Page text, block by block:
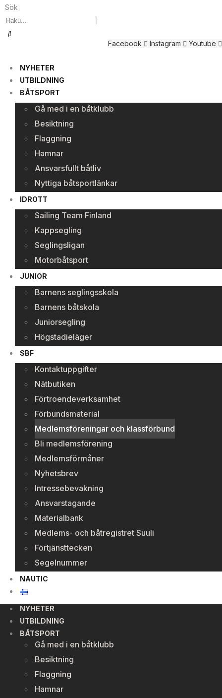
Sök
Facebook Instagram Youtube
NYHETER
UTBILDNING
BÅTSPORT
Gå med i en båtklubb
Besiktning
Flaggning
Hamnar
Ansvarsfullt båtliv
Nyttiga båtsportlänkar
IDROTT
Sailing Team Finland
Kappsegling
Seglingsligan
Motorbåtsport
JUNIOR
Barnens seglingsskola
Barnens båtskola
Juniorsegling
Högstadieläger
SBF
Kontaktuppgifter
Nätbutiken
Förtroendeverksamhet
Förbundsmaterial
Medlemsföreningar och klassförbund
Bli medlemsförening
Medlemsförmåner
Nyhetsbrev
Intressebevakning
Ansvarstagande
Materialbank
Medlems- och båtregistret Suuli
Förtjänsttecken
Segelnummer
NAUTIC
NYHETER
UTBILDNING
BÅTSPORT
Gå med i en båtklubb
Besiktning
Flaggning
Hamnar